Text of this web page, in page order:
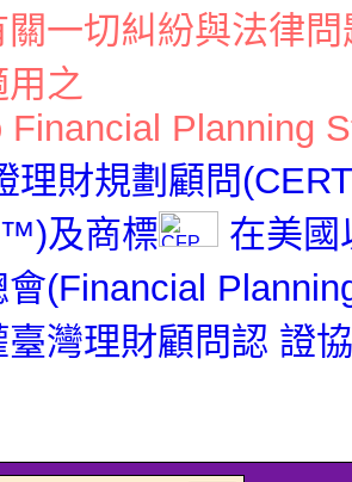
一切糾紛與法律
用之
Financial Planning
財規劃顧問
及商標
在美國
(Financial
灣理財顧問認 證